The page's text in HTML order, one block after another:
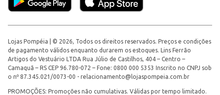
Lojas Pompéia | © 2026, Todos os direitos reservados. Preços e condições
de pagamento válidos enquanto durarem os estoques. Lins Ferrão
Artigos do Vestuário LTDA Rua Júlio de Castilhos, 404 – Centro –
Camaquã – RS CEP 96.780-072 – Fone: 0800 000 5353 Inscrito no CNPJ sob
o nº 87.345.021/0073-00 - relacionamento@lojaspompeia.com.br
PROMOÇÕES: Promoções não cumulativas. Válidas por tempo limitado.